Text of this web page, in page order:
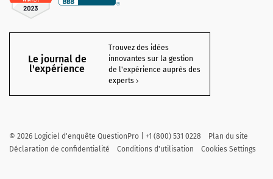
Le journal de
l'expérience
Trouvez des idées
innovantes sur la gestion
de l'expérience auprès des
experts
© 2026 Logiciel d'enquête QuestionPro | +1 (800) 531 0228
Plan du site
Déclaration de confidentialité
Conditions d'utilisation Cookies Settings